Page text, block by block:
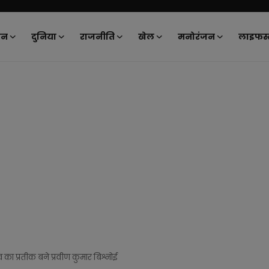
दुनिया राजनीति खेल मनोरंजन
प्रतीक बने प्रवीण कुमार बिश्नोई